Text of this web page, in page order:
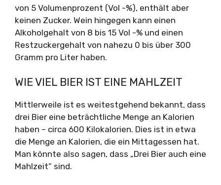
von 5 Volumenprozent (Vol -%), enthält aber
keinen Zucker. Wein hingegen kann einen
Alkoholgehalt von 8 bis 15 Vol -% und einen
Restzuckergehalt von nahezu 0 bis über 300
Gramm pro Liter haben.
WIE VIEL BIER IST EINE MAHLZEIT
Mittlerweile ist es weitestgehend bekannt, dass
drei Bier eine beträchtliche Menge an Kalorien
haben – circa 600 Kilokalorien. Dies ist in etwa
die Menge an Kalorien, die ein Mittagessen hat.
Man könnte also sagen, dass „Drei Bier auch eine
Mahlzeit“ sind.